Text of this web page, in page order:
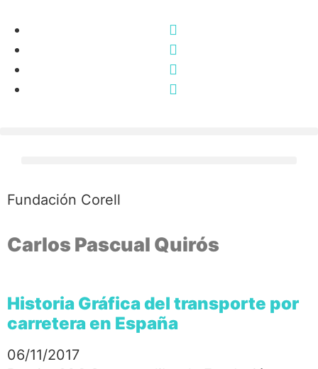
Fundación Corell
Carlos Pascual Quirós
Historia Gráfica del transporte por
carretera en España
06/11/2017